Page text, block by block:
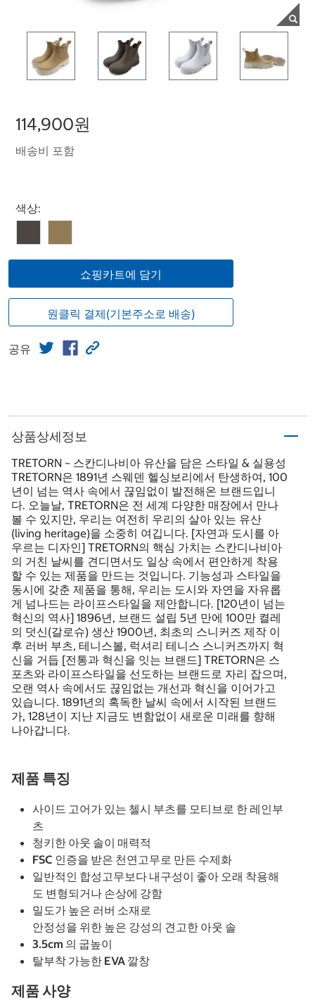
114,900원
배송비 포함
Select product
색상:
쇼핑카트에 담기
원클릭 결제(기본주소로 배송)
공유
상품상세정보
TRETORN – 스칸디나비아 유산을 담은 스타일 & 실용성
TRETORN은 1891년 스웨덴 헬싱보리에서 탄생하여, 100
년이 넘는 역사 속에서 끊임없이 발전해온 브랜드입니
다. 오늘날, TRETORN은 전 세계 다양한 매장에서 만나
볼 수 있지만, 우리는 여전히 우리의 살아 있는 유산
(living heritage)을 소중히 여깁니다. [자연과 도시를 아
우르는 디자인] TRETORN의 핵심 가치는 스칸디나비아
의 거친 날씨를 견디면서도 일상 속에서 편안하게 착용
할 수 있는 제품을 만드는 것입니다. 기능성과 스타일을
동시에 갖춘 제품을 통해, 우리는 도시와 자연을 자유롭
게 넘나드는 라이프스타일을 제안합니다. [120년이 넘는
혁신의 역사] 1896년, 브랜드 설립 5년 만에 100만 켤레
의 덧신(갈로슈) 생산 1900년, 최초의 스니커즈 제작 이
후 러버 부츠, 테니스볼, 럭셔리 테니스 스니커즈까지 혁
신을 거듭 [전통과 혁신을 잇는 브랜드] TRETORN은 스
포츠와 라이프스타일을 선도하는 브랜드로 자리 잡으며,
오랜 역사 속에서도 끊임없는 개선과 혁신을 이어가고
있습니다. 1891년의 혹독한 날씨 속에서 시작된 브랜드
가, 128년이 지난 지금도 변함없이 새로운 미래를 향해
나아갑니다.
제품 특징
사이드 고어가 있는 첼시 부츠를 모티브로 한 레인부
츠
청키한 아웃 솔이 매력적
FSC 인증을 받은 천연고무로 만든 수제화
일반적인 합성고무보다 내구성이 좋아 오래 착용해
도 변형되거나 손상에 강함
밀도가 높은 러버 소재로
안정성을 위한 높은 강성의 견고한 아웃 솔
3.5cm 의 굽높이
탈부착 가능한 EVA 깔창
제품 사양